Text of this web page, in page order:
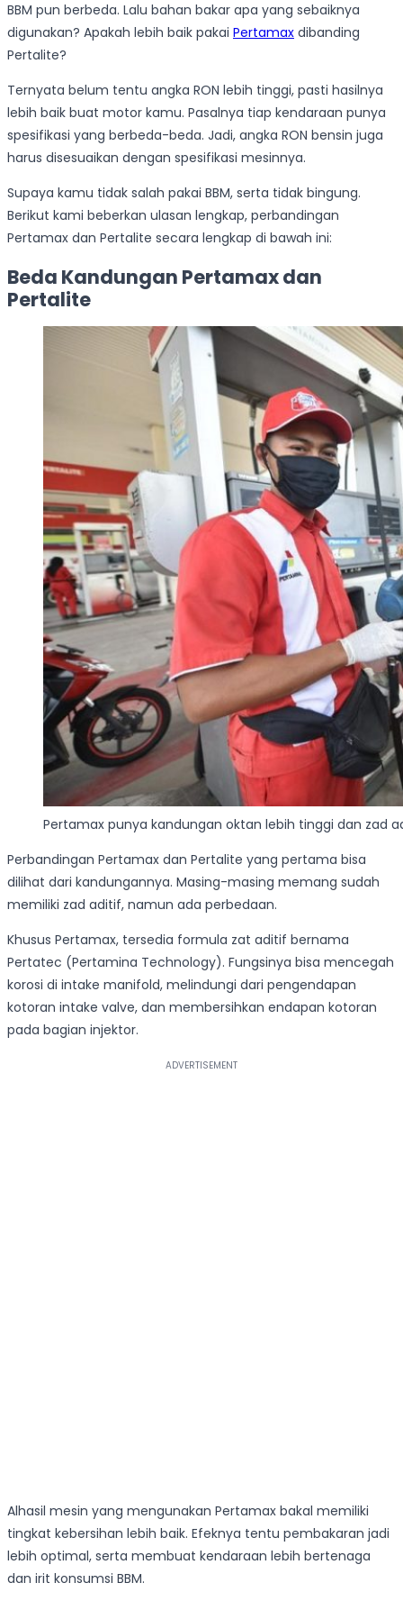
BBM pun berbeda. Lalu bahan bakar apa yang sebaiknya
digunakan? Apakah lebih baik pakai Pertamax dibanding
Pertalite?
Ternyata belum tentu angka RON lebih tinggi, pasti hasilnya
lebih baik buat motor kamu. Pasalnya tiap kendaraan punya
spesifikasi yang berbeda-beda. Jadi, angka RON bensin juga
harus disesuaikan dengan spesifikasi mesinnya.
Supaya kamu tidak salah pakai BBM, serta tidak bingung.
Berikut kami beberkan ulasan lengkap, perbandingan
Pertamax dan Pertalite secara lengkap di bawah ini:
Beda Kandungan Pertamax dan
Pertalite
Pertamax punya kandungan oktan lebih tinggi dan zad
Perbandingan Pertamax dan Pertalite yang pertama bisa
dilihat dari kandungannya. Masing-masing memang sudah
memiliki zad aditif, namun ada perbedaan.
Khusus Pertamax, tersedia formula zat aditif bernama
Pertatec (Pertamina Technology). Fungsinya bisa mencegah
korosi di intake manifold, melindungi dari pengendapan
kotoran intake valve, dan membersihkan endapan kotoran
pada bagian injektor.
Alhasil mesin yang mengunakan Pertamax bakal memiliki
tingkat kebersihan lebih baik. Efeknya tentu pembakaran jadi
lebih optimal, serta membuat kendaraan lebih bertenaga
dan irit konsumsi BBM.